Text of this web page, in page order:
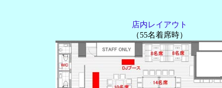
店内レイアウト
（55名着席時）